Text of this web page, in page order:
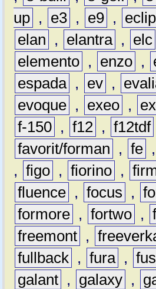
up , e3 , e9 ,
elan
, elantra , elc
elemento , enzo ,
espada , ev ,
evoque , exeo ,
f-150 , f12 , f12tdf
favorit/forman
, fe ,
, figo , fiorino ,
fluence , focus ,
formore , fortwo ,
freemont ,
fullback , fura ,
galant , galaxy ,